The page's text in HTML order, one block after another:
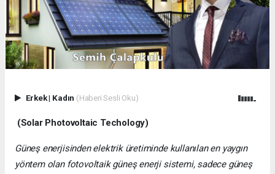
Erkek| Kadın (Haberi Sesli Oku)
(Solar Photovoltaic Techology)
Güneş enerjisinden elektrik üretiminde kullanılan en yaygın
yöntem olan fotovoltaik güneş enerji sistemi, sadece güneş